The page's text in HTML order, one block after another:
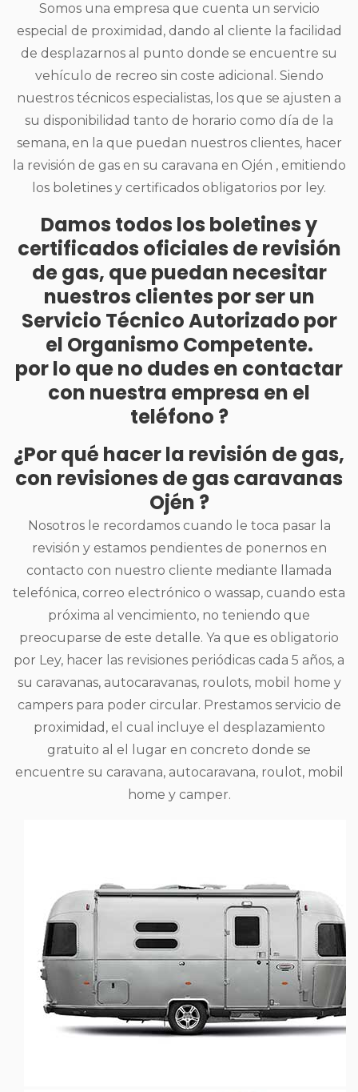
Somos una empresa que cuenta un servicio
especial de proximidad, dando al cliente la facilidad
de desplazarnos al punto donde se encuentre su
vehículo de recreo sin coste adicional. Siendo
nuestros técnicos especialistas, los que se ajusten a
su disponibilidad tanto de horario como día de la
semana, en la que puedan nuestros clientes, hacer
la revisión de gas en su caravana en Ojén , emitiendo
los boletines y certificados obligatorios por ley.
Damos todos los boletines y
certificados oficiales de revisión
de gas, que puedan necesitar
nuestros clientes por ser un
Servicio Técnico Autorizado por
el Organismo Competente.
por lo que no dudes en contactar
con nuestra empresa en el
teléfono ?
¿Por qué hacer la revisión de gas,
con revisiones de gas caravanas
Ojén ?
Nosotros le recordamos cuando le toca pasar la
revisión y estamos pendientes de ponernos en
contacto con nuestro cliente mediante llamada
telefónica, correo electrónico o wassap, cuando esta
próxima al vencimiento, no teniendo que
preocuparse de este detalle. Ya que es obligatorio
por Ley, hacer las revisiones periódicas cada 5 años, a
su caravanas, autocaravanas, roulots, mobil home y
campers para poder circular. Prestamos servicio de
proximidad, el cual incluye el desplazamiento
gratuito al el lugar en concreto donde se
encuentre su caravana, autocaravana, roulot, mobil
home y camper.